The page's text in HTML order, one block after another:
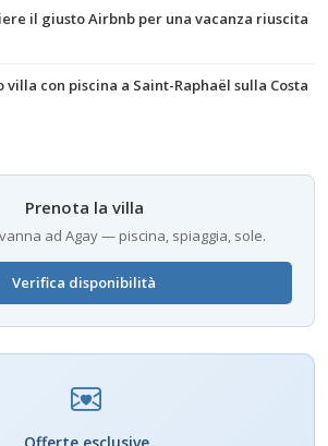
il giusto Airbnb per una vacanza riuscita
villa con piscina a Saint-Raphaël sulla Costa
Prenota la villa
ad Agay — piscina, spiaggia, sole.
Verifica disponibilità